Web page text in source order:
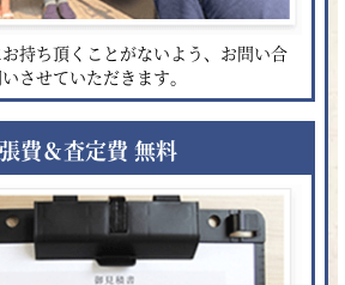
持ち頂くことがないよう、お問い合
させていただきます。
費＆査定費 無料